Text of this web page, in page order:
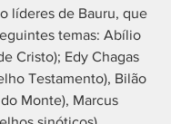
líderes de Bauru, que
temas: Abílio
Cristo); Edy Chagas
Testamento), Bilão
Monte), Marcus